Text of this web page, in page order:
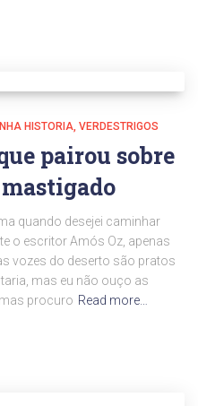
HISTORIA VERDESTRIGOS
pairou sobre
quando desejei caminhar
o escritor Amós Oz, apenas
vozes do deserto são pratos
mas eu não ouço as
procuro Read more…